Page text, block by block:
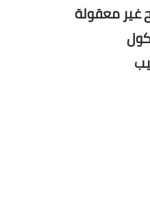
غير معقولة